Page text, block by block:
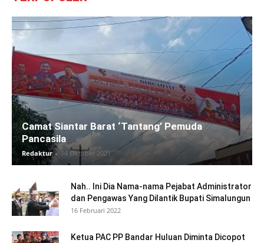
Camat Siantar Barat ‘Tantang’ Pemuda
Pancasila
Redaktur - 14 Oktober 2021
Nah.. Ini Dia Nama-nama Pejabat Administrator
dan Pengawas Yang Dilantik Bupati Simalungun
16 Februari 2022
Ketua PAC PP Bandar Huluan Diminta Dicopot